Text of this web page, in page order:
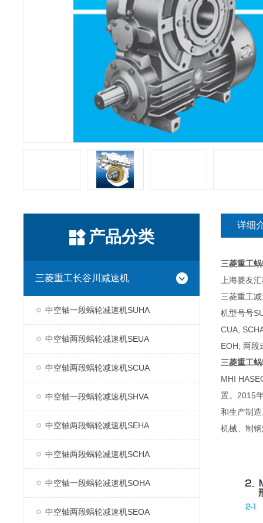
产品分类
三菱重工长谷川减速机
中空轴一段蜗轮减速机SUHA
中空轴两段蜗轮减速机SEUA
中空轴两段蜗轮减速机SCUA
中空轴一段蜗轮减速机SHVA
中空轴两段蜗轮减速机SEHA
中空轴两段蜗轮减速机SCHA
中空轴一段蜗轮减速机SOHA
中空轴两段蜗轮减速机SEOA
详细
三菱重工
上海菱友
三菱重工
机型号号
CUA,
EOH; 两段
三菱重工
MHI
置。2015
和生产制
机械、制